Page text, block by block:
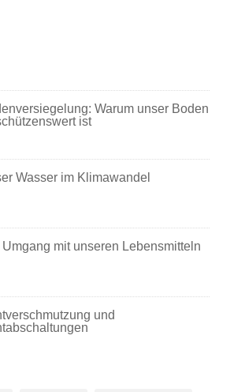
Warum unser Boden
ist
Wasser im Klimawandel
Umgang mit unseren Lebensmitteln
und